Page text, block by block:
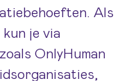
Als
je via
OnlyHuman